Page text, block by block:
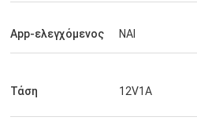
Πολύ καλό προϊόν! Ακριβώς όπως
περιγράφεται και στέλνοντας γρήγορα.
Είναι σιωπηλή και μεγάλη υδρονέφωση.
App-ελεγχόμενος ΝΑΙ
Τάση 12V1A